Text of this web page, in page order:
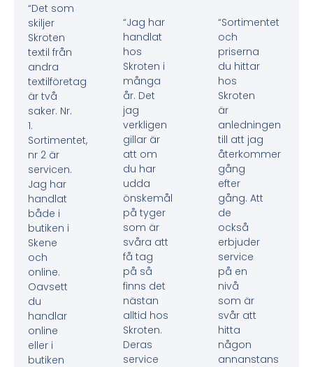
“Det som
skiljer
Skroten
textil från
andra
textilföretag
är två
saker. Nr.
1.
Sortimentet,
nr 2 är
servicen.
Jag har
handlat
både i
butiken i
Skene
och
online.
Oavsett
du
handlar
online
eller i
butiken
“Jag har
handlat
hos
Skroten i
många
år. Det
jag
verkligen
gillar är
att om
du har
udda
önskemål
på tyger
som är
svåra att
få tag
på så
finns det
nästan
alltid hos
Skroten.
Deras
service
“Sortimentet
och
priserna
du hittar
hos
Skroten
är
anledningen
till att jag
återkommer
gång
efter
gång. Att
de
också
erbjuder
service
på en
nivå
som är
svår att
hitta
någon
annanstans